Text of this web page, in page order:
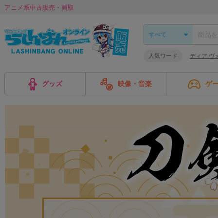
アニメ系中古販売・買取
人気ワード ディア ヴ
グッズ 映像・音楽 ゲ